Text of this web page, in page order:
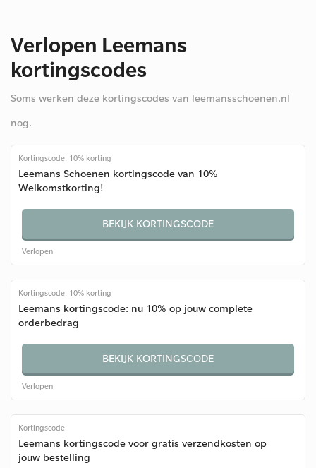
Verlopen Leemans
kortingscodes
Soms werken deze kortingscodes van leemansschoenen.nl
nog.
Kortingscode: 10% korting
Leemans Schoenen kortingscode van 10%
Welkomstkorting!
BEKIJK KORTINGSCODE
Verlopen
Kortingscode: 10% korting
Leemans kortingscode: nu 10% op jouw complete
orderbedrag
BEKIJK KORTINGSCODE
Verlopen
Kortingscode
Leemans kortingscode voor gratis verzendkosten op
jouw bestelling